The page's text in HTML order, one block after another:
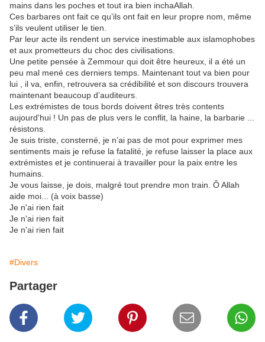
mains dans les poches et tout ira bien inchaAllah.
Ces barbares ont fait ce qu’ils ont fait en leur propre nom, même
s’ils veulent utiliser le tien.
Par leur acte ils rendent un service inestimable aux islamophobes
et aux prometteurs du choc des civilisations.
Une petite pensée à Zemmour qui doit être heureux, il a été un
peu mal mené ces derniers temps. Maintenant tout va bien pour
lui , il va, enfin, retrouvera sa crédibilité et son discours trouvera
maintenant beaucoup d’auditeurs.
Les extrémistes de tous bords doivent êtres très contents
aujourd'hui ! Un pas de plus vers le conflit, la haine, la barbarie ...
résistons.
Je suis triste, consterné, je n’ai pas de mot pour exprimer mes
sentiments mais je refuse la fatalité, je refuse laisser la place aux
extrémistes et je continuerai à travailler pour la paix entre les
humains.
Je vous laisse, je dois, malgré tout prendre mon train. Ô Allah
aide moi... (à voix basse)
Je n'ai rien fait
Je n'ai rien fait
Je n'ai rien fait
#Divers
Partager